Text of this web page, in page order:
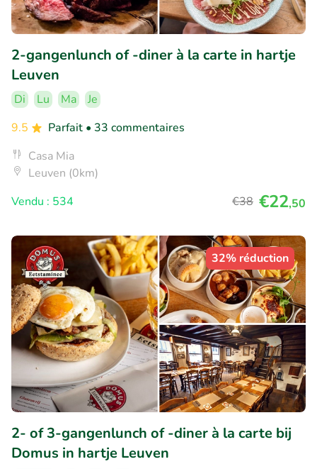
2-gangenlunch of -diner à la carte in hartje
Leuven
Di Lu Ma
Je
9.5
Parfait • 33 commentaires
Casa Mia
Leuven (0km)
Vendu : 534
€38 €22,50
32% réduction
2- of 3-gangenlunch of -diner à la carte bij
Domus in hartje Leuven